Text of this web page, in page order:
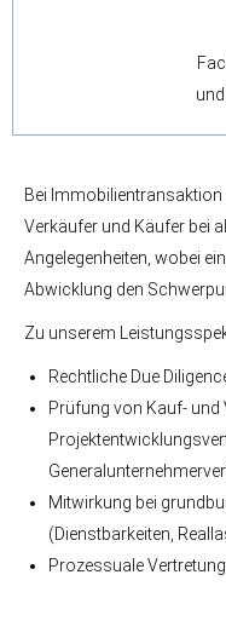
Bei
Verkäufer und Käufer bei
Angelegenheiten, wobei
Abwicklung den
Zu unserem
Rechtliche Due
Prüfung von Kauf- und
Mitwirkung bei
(Dienstbarkeiten,
Prozessuale